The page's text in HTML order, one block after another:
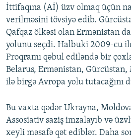
İttifaqına (Aİ) üzv olmaq üçün
verilməsini tövsiyə edib.
Qafqaz ölkəsi olan Ermənistan
yolunu seçdi. Halbuki 2009-cu
Proqramı qəbul ediləndə bir
Belarus, Ermənistan, Gürcüstan,
ilə birgə Avropa yolu tutacağını
Bu vaxta qədər Ukrayna,
Assosiativ saziş imzalayıb və
xeyli məsafə qət ediblər. Daha